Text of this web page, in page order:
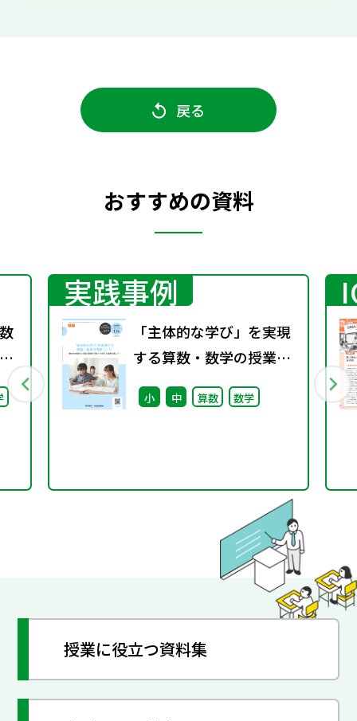
戻る
おすすめの資料
実践事例
「主体的な学び」を実現
する算数・数学の授業づ
くり ～教材の本質からの
個と集団の「問い」を育
小 中 算数 数学
授業に役立つ資料集